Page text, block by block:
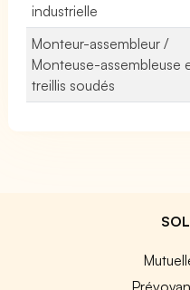
industrielle
Monteur-assembleur /
Monteuse-assembleuse
treillis soudés